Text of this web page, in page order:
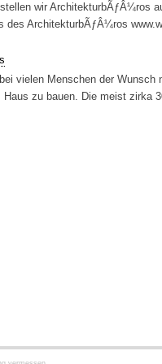
wir ArchitekturbÃƒÂ¼ros
des ArchitekturbÃƒÂ¼ros
vielen Menschen der Wunsch
zu bauen. Die meist zirka